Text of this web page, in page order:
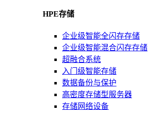
HPE存储
企业级智能全闪存存储
企业级智能混合闪存存储
超融合系统
入门级智能存储
数据备份与保护
高密度存储型服务器
存储网络设备